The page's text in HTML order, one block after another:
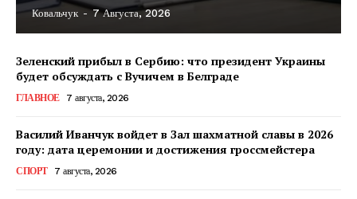
Ковальчук - 7 Августа, 2026
Зеленский прибыл в Сербию: что президент Украины
будет обсуждать с Вучичем в Белграде
ГЛАВНОЕ 7 августа, 2026
Василий Иванчук войдет в Зал шахматной славы в 2026
году: дата церемонии и достижения гроссмейстера
СПОРТ 7 августа, 2026